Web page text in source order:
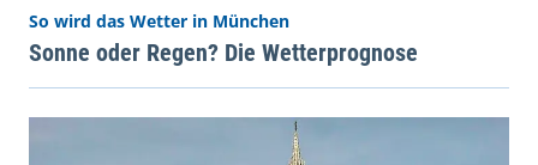
So wird das Wetter in München
Sonne oder Regen? Die Wetterprognose